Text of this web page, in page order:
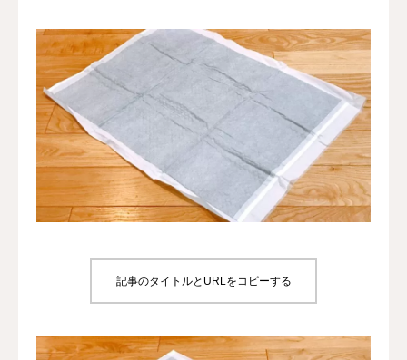
記事のタイトルとURLをコピーする
トリミング
ペットホテル
犬の幼稚園
犬の送迎
ドッグカフェ
室内ドッグラン
NEWS